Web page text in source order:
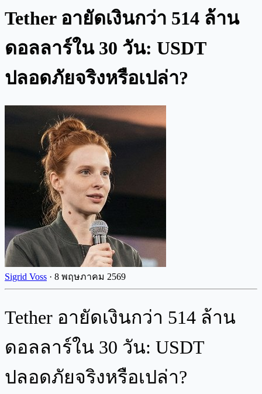
Tether อายัดเงินกว่า 514 ล้าน
ดอลลาร์ใน 30 วัน: USDT
ปลอดภัยจริงหรือเปล่า?
Sigrid Voss · 8 พฤษภาคม 2569
Tether อายัดเงินกว่า 514 ล้าน
ดอลลาร์ใน 30 วัน: USDT
ปลอดภัยจริงหรือเปล่า?